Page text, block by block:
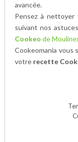
avancée.
Pensez à nettoyer
suivant nos
Cookeo de
Cookeomania vous
votre recette